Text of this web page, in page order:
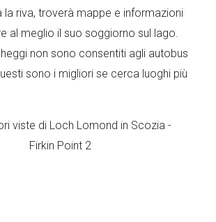
la riva, troverà mappe e informazioni
al meglio il suo soggiorno sul lago.
non sono consentiti agli autobus
sono i migliori se cerca luoghi più